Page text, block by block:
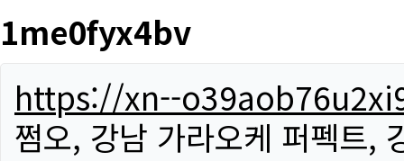
1me0fyx4bv
https://xn--
쩜오, 강남 가라오케 퍼펙트,